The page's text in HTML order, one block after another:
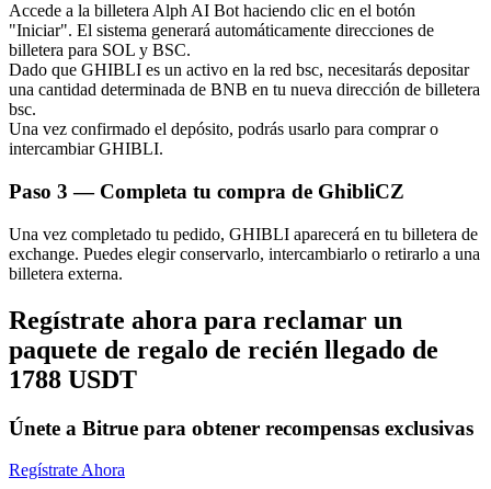
Bitrue Partners
Afiliados de Bitrue
Accede a la billetera Alph AI Bot haciendo clic en el botón
"Iniciar". El sistema generará automáticamente direcciones de
billetera para SOL y BSC.
Dado que GHIBLI es un activo en la red bsc, necesitarás depositar
una cantidad determinada de BNB en tu nueva dirección de billetera
bsc.
Una vez confirmado el depósito, podrás usarlo para comprar o
intercambiar GHIBLI.
Paso 3 — Completa tu compra de GhibliCZ
Una vez completado tu pedido, GHIBLI aparecerá en tu billetera de
exchange. Puedes elegir conservarlo, intercambiarlo o retirarlo a una
billetera externa.
Regístrate ahora para reclamar un
paquete de regalo de recién llegado de
1788 USDT
Únete a Bitrue para obtener recompensas exclusivas
Regístrate Ahora